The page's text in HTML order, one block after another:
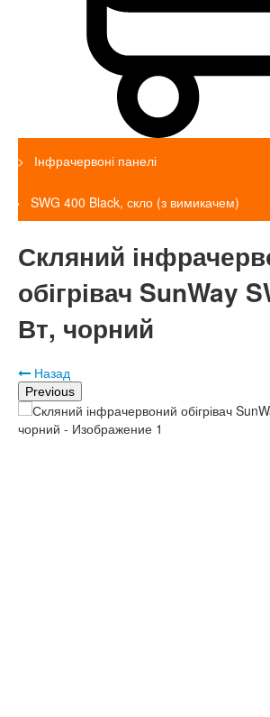
Інфрачервоні панелі
SWG 400 Black, скло (з вимикачем)
Скляний
обігрівач SunWay
Вт, чорний
Назад
Previous